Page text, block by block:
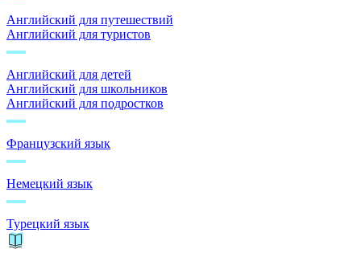
Английский для путешествий
Английский для туристов
Английский для детей
Английский для школьников
Английский для подростков
Французский язык
Немецкий язык
Турецкий язык